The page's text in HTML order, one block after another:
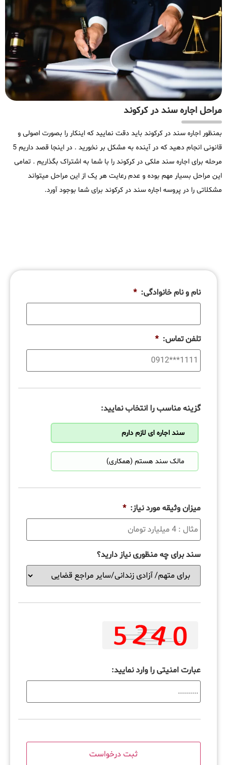
مراحل اجاره سند در کرکوند
بمنظور اجاره سند در کرکوند باید دقت نمایید که اینکار را بصورت اصولی و
قانونی انجام دهید که در آینده به مشکل بر نخورید . در اینجا قصد داریم 5
مرحله برای اجاره سند ملکی در کرکوند را با شما به اشتراک بگذاریم . تمامی
این مراحل بسیار مهم بوده و عدم رعایت هر یک از این مراحل میتواند
مشکلاتی را در پروسه اجاره سند در کرکوند برای شما بوجود آورد.
نام و نام خانوادگی: *
تلفن تماس: *
گزینه مناسب را انتخاب نمایید:
سند اجاره ای لازم دارم
مالک سند هستم (همکاری)
میزان وثیقه مورد نیاز: *
سند برای چه منظوری نیاز دارید؟
عبارت امنیتی را وارد نمایید: